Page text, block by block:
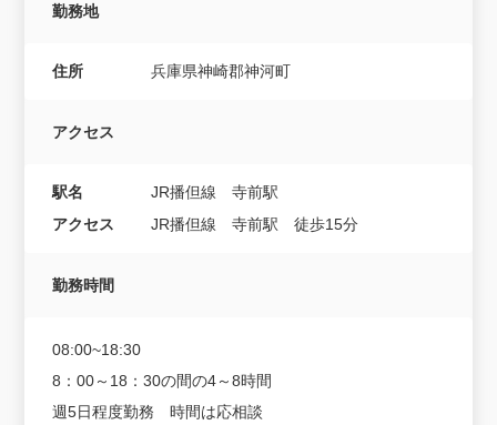
勤務地
住所 兵庫県神崎郡神河町
アクセス
駅名
JR播但線 寺前駅
アクセス
JR播但線 寺前駅 徒歩15分
勤務時間
08:00~18:30
8：00～18：30の間の4～8時間
週5日程度勤務 時間は応相談